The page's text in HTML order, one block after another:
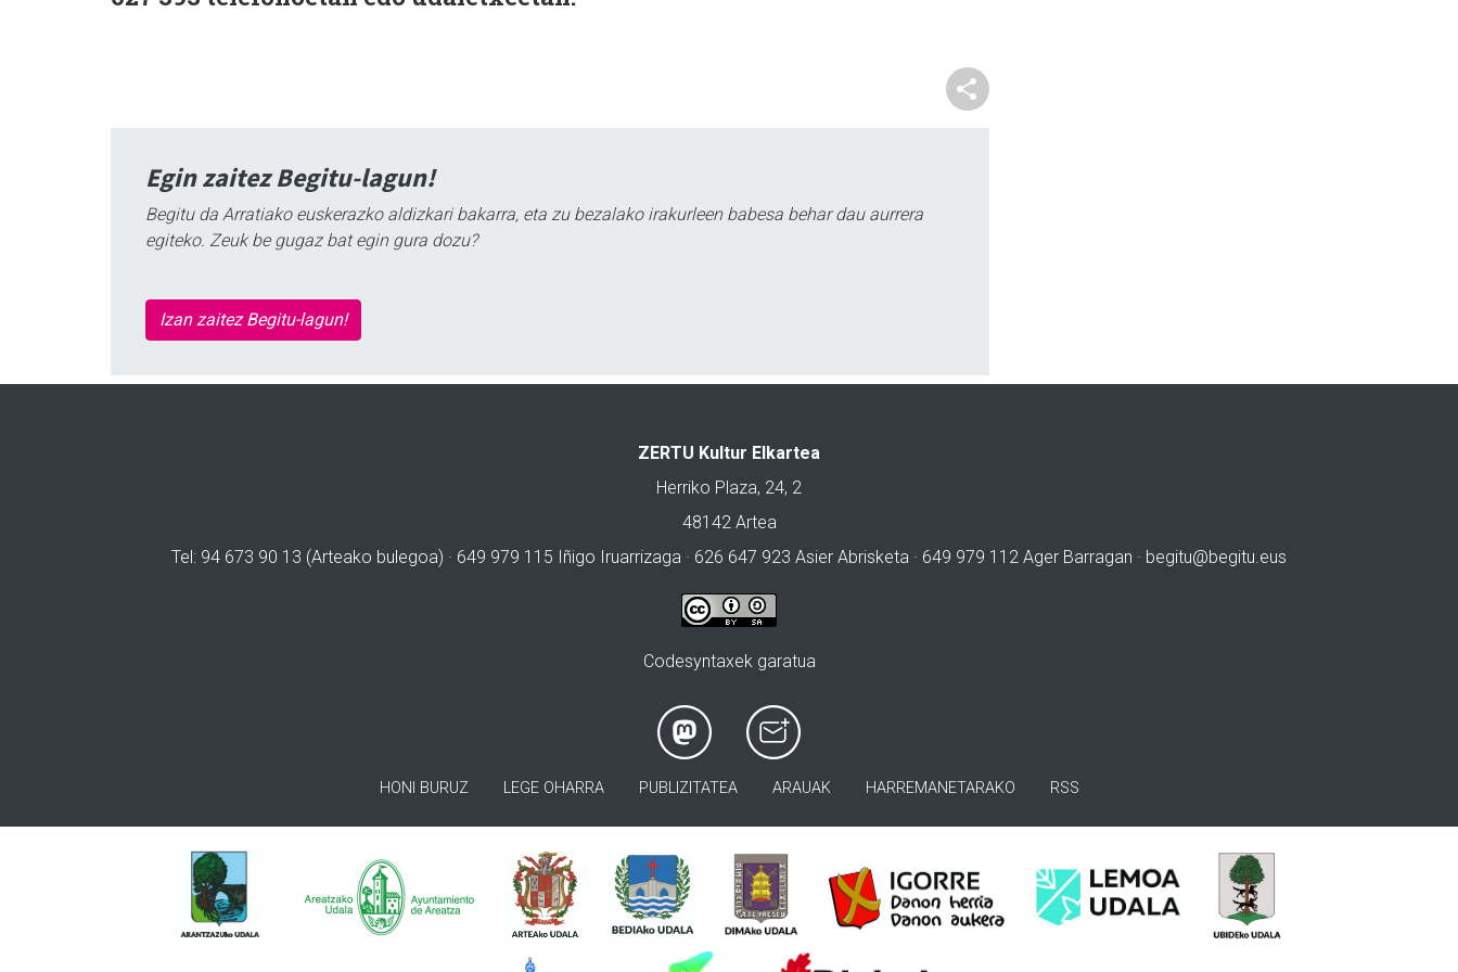
Egin zaitez Begitu-lagun!
Begitu da Arratiako euskerazko aldizkari bakarra, eta zu bezalako irakurleen babesa behar dau aurrera
egiteko. Zeuk be gugaz bat egin gura dozu?
Izan zaitez Begitu-lagun!
ZERTU Kultur Elkartea
Herriko Plaza, 24, 2
48142 Artea
Tel: 94 673 90 13 (Arteako bulegoa) · 649 979 115 Iñigo Iruarrizaga · 626 647 923 Asier Abrisketa · 649 979 112 Ager Barragan · begitu@begitu.eus
Codesyntaxek garatua
HONI BURUZ LEGE OHARRA PUBLIZITATEA ARAUAK HARREMANETARAKO RSS